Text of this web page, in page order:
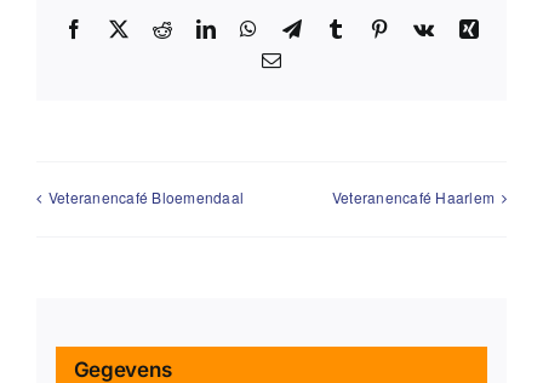
Facebook
X RedditLinkedInWhatsApp
TelegramTumblr Pinterest
Vk
Xing
E-
Veteranencafé Bloemendaal Veteranencafé Haarlem
Gegevens